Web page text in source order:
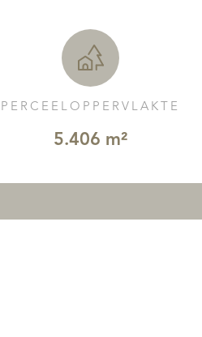
PERCEELOPPERVLAKTE
5.406 m²